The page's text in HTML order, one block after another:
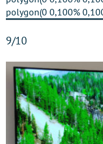
polygon(0 0,100%
9/10